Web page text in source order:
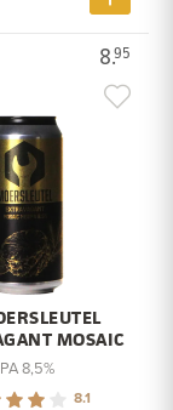
8.95
MOSAIC
8,5%
8.1